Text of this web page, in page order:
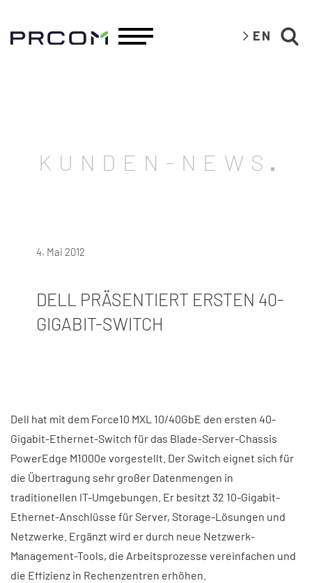
EN
KUNDEN-NEWS
4. Mai 2012
DELL PRÄSENTIERT ERSTEN 40-
GIGABIT-SWITCH
Dell hat mit dem Force10 MXL 10/40GbE den ersten 40-
Gigabit-Ethernet-Switch für das Blade-Server-Chassis
PowerEdge M1000e vorgestellt. Der Switch eignet sich für
die Übertragung sehr großer Datenmengen in
traditionellen IT-Umgebungen. Er besitzt 32 10-Gigabit-
Ethernet-Anschlüsse für Server, Storage-Lösungen und
Netzwerke. Ergänzt wird er durch neue Netzwerk-
Management-Tools, die Arbeitsprozesse vereinfachen und
die Effizienz in Rechenzentren erhöhen.